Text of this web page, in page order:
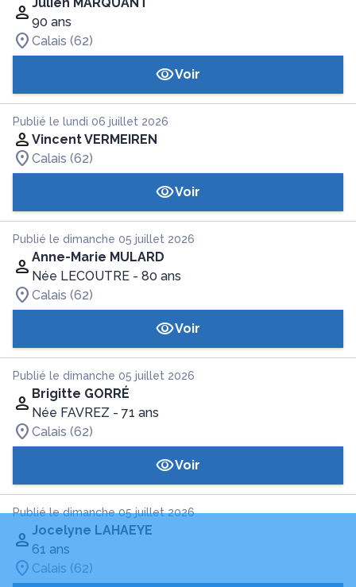
90 ans
Calais (62)
Voir
Publié le lundi 06 juillet 2026
Vincent VERMEIREN
Calais (62)
Voir
Publié le dimanche 05 juillet 2026
Anne-Marie MULARD
Née LECOUTRE - 80 ans
Calais (62)
Voir
Publié le dimanche 05 juillet 2026
Brigitte GORRÉ
Née FAVREZ - 71 ans
Calais (62)
Voir
Publié le dimanche 05 juillet 2026
Jocelyne LAHAEYE
61 ans
Calais (62)